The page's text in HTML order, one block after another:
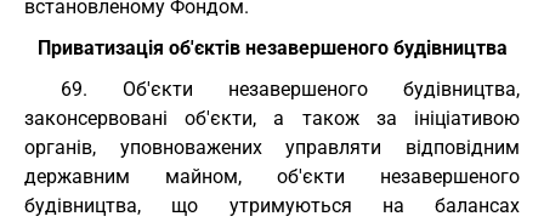
встановленому Фондом.
Приватизація об'єктів незавершеного будівництва
69. Об'єкти незавершеного будівництва,
законсервовані об'єкти, а також за ініціативою
органів, уповноважених управляти відповідним
державним майном, об'єкти незавершеного
будівництва, що утримуються на балансах